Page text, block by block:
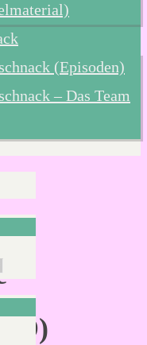
(Episoden)
– Das Team